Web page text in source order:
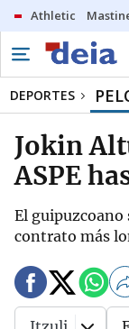
Athletic
DEPORTES
Jokin
ASPE
El guipuzcoano
contrato más